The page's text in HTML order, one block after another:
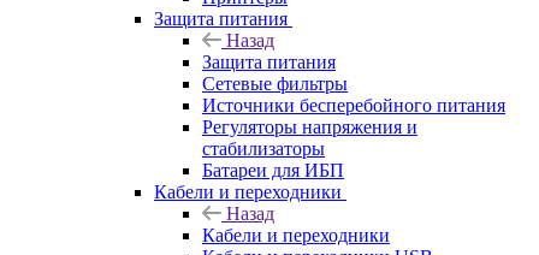
Защита питания
Назад
Защита питания
Сетевые фильтры
Источники бесперебойного питания
Регуляторы напряжения и
стабилизаторы
Батареи для ИБП
Кабели и переходники
Назад
Кабели и переходники